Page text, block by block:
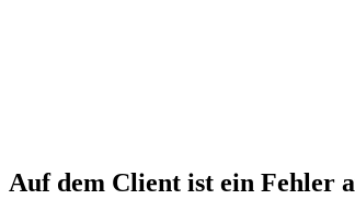
Auf dem Client ist ein Fehler